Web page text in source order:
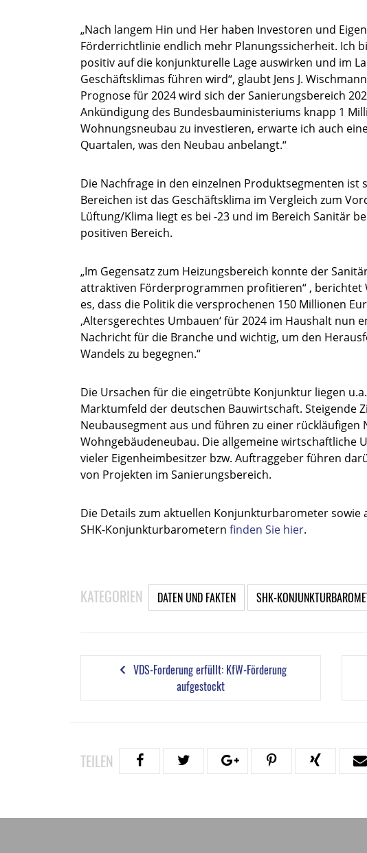
„Nach langem Hin und Her haben Investoren und
Förderrichtlinie endlich mehr Planungssicherheit. Ich
positiv auf die konjunkturelle Lage auswirken und im
Geschäftsklimas führen wird“, glaubt Jens J.
Prognose für 2024 wird sich der Sanierungsbereich
Ankündigung des Bundesbauministeriums knapp 1
Wohnungsneubau zu investieren, erwarte ich auch
Quartalen, was den Neubau anbelangt.“
Die Nachfrage in den einzelnen Produktsegmenten ist
Bereichen ist das Geschäftsklima im Vergleich zum
Lüftung/Klima liegt es bei -23 und im Bereich Sanitär
positiven Bereich.
„Im Gegensatz zum Heizungsbereich konnte der
attraktiven Förderprogrammen profitieren“ , berichtet
es, dass die Politik die versprochenen 150 Millionen
‚Altersgerechtes Umbauen‘ für 2024 im Haushalt nun
Nachricht für die Branche und wichtig, um den
Wandels zu begegnen.“
Die Ursachen für die eingetrübte Konjunktur liegen
Marktumfeld der deutschen Bauwirtschaft. Steigende
Neubausegment aus und führen zu einer rückläufigen
Wohngebäudeneubau. Die allgemeine wirtschaftliche
vieler Eigenheimbesitzer bzw. Auftraggeber führen
von Projekten im Sanierungsbereich.
Die Details zum aktuellen Konjunkturbarometer
SHK-Konjunkturbarometern finden Sie hier.
KATEGORIEN DATEN UND FAKTEN SHK-
VDS-Forderung erfüllt: KfW-Förderung
aufgestockt
TEILEN